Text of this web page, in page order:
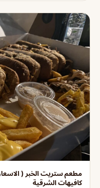
مطعم ستريت الخبر (
كافيهات الشرقية